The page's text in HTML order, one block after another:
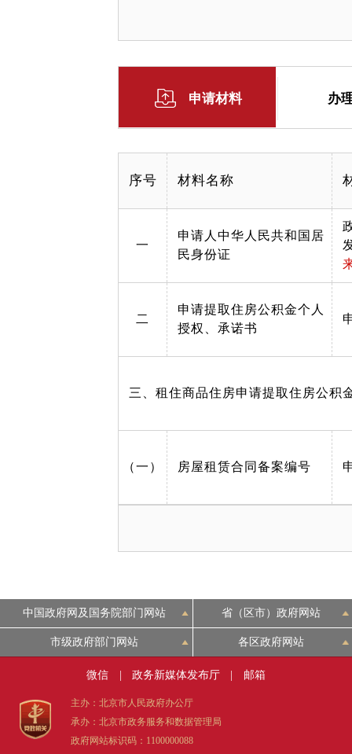
申请材料 办
序号 材料名称
一
申请人中华人民共和国居
民身份证
二
申请提取住房公积金个人
授权、承诺书
三、租住商品住房申请提取住房公积
（一） 房屋租赁合同备案编号
中国政府网及国务院部门网站 省（区市）政府网站
市级政府部门网站 各区政府网站
微信 政务新媒体发布厅 邮箱
主办：北京市人民政府办公厅
承办：北京市政务服务和数据管理局
政府网站标识码：1100000088